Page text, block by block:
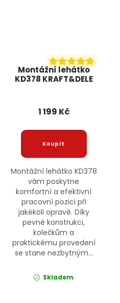
Montážní lehátko
KD378 KRAFT&DELE
1 199 Kč
Montážní lehátko KD378
vám poskytne
komfortní a efektivní
pracovní pozici při
jakékoli opravě. Díky
pevné konstrukci,
kolečkům a
praktickému provedení
se stane nezbytným...
Skladem